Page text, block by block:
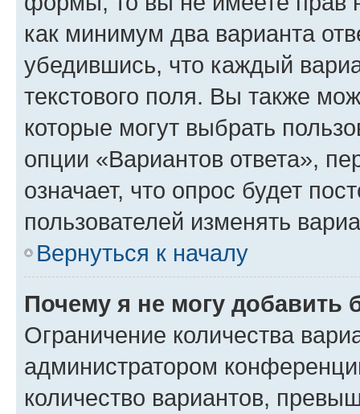
как минимум два варианта
убедившись, что каждый
текстового поля. Вы также
которые могут выбрать
опции «Вариантов ответа»,
означает, что опрос будет
пользователей изменять
Вернуться к началу
Почему я не могу добавить
Ограничение количества
администратором
количество вариантов,